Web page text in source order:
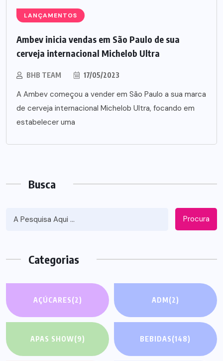
LANÇAMENTOS
Ambev inicia vendas em São Paulo de sua
cerveja internacional Michelob Ultra
BHB TEAM 17/05/2023
A Ambev começou a vender em São Paulo a sua marca
de cerveja internacional Michelob Ultra, focando em
estabelecer uma
Busca
Procura
Categorias
AÇÚCARES(2) ADM(2)
APAS SHOW(9) BEBIDAS(148)